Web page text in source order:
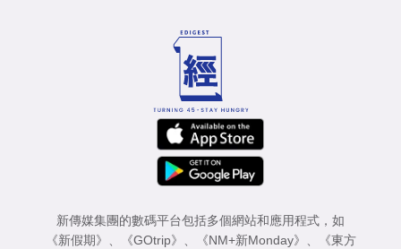
新傳媒集團的數碼平台包括多個網站和應用程式，如
《新假期》 、 《GOtrip》 、 《NM+新Monday》 、
《東方